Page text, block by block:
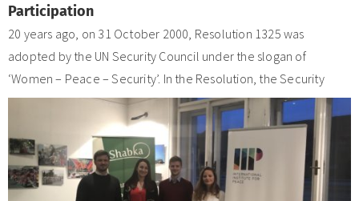
Participation
20 years ago, on 31 October 2000, Resolution 1325 was
adopted by the UN Security Council under the slogan of
‘Women – Peace – Security’. In the Resolution, the Security